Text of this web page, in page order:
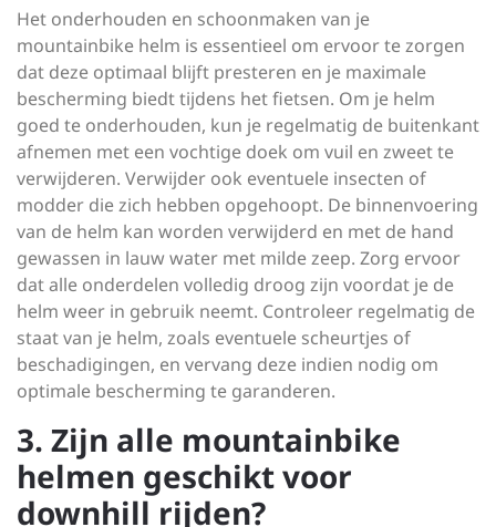
Het onderhouden en schoonmaken van je
mountainbike helm is essentieel om ervoor te zorgen
dat deze optimaal blijft presteren en je maximale
bescherming biedt tijdens het fietsen. Om je helm
goed te onderhouden, kun je regelmatig de buitenkant
afnemen met een vochtige doek om vuil en zweet te
verwijderen. Verwijder ook eventuele insecten of
modder die zich hebben opgehoopt. De binnenvoering
van de helm kan worden verwijderd en met de hand
gewassen in lauw water met milde zeep. Zorg ervoor
dat alle onderdelen volledig droog zijn voordat je de
helm weer in gebruik neemt. Controleer regelmatig de
staat van je helm, zoals eventuele scheurtjes of
beschadigingen, en vervang deze indien nodig om
optimale bescherming te garanderen.
3. Zijn alle mountainbike
helmen geschikt voor
downhill rijden?